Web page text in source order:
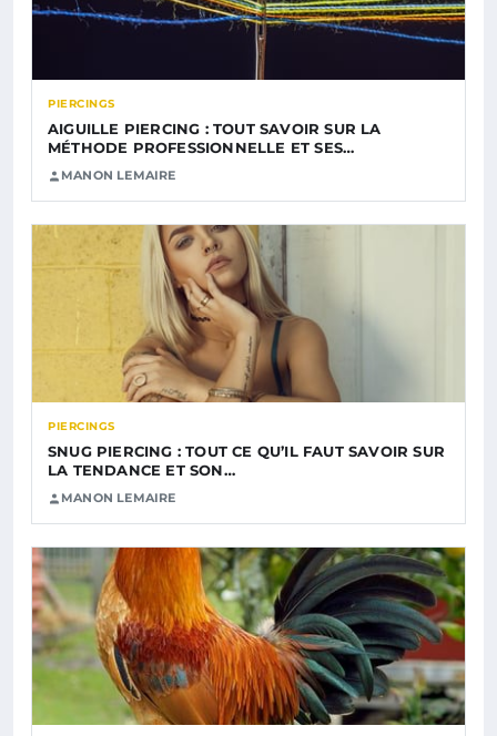
PIERCINGS
AIGUILLE PIERCING : TOUT SAVOIR SUR LA
MÉTHODE PROFESSIONNELLE ET SES…
MANON LEMAIRE
PIERCINGS
SNUG PIERCING : TOUT CE QU’IL FAUT SAVOIR SUR
LA TENDANCE ET SON…
MANON LEMAIRE